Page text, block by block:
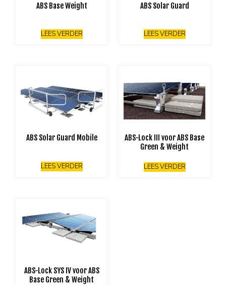
ABS Base Weight
LEES VERDER
ABS Solar Guard
LEES VERDER
ABS Solar Guard Mobile
LEES VERDER
ABS-Lock III voor ABS Base
Green & Weight
LEES VERDER
ABS-Lock SYS IV voor ABS
Base Green & Weight